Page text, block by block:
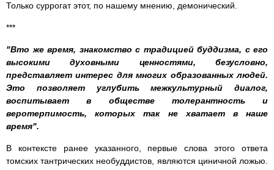
Только суррогат этот, по нашему мнению, демонический.
***
"Вто же время, знакомство с традицией буддизма, с его
высокими духовными ценностями, безусловно,
представляет интерес для многих образованных людей.
Это позволяет углубить межкультурный диалог,
воспитывает в обществе толерантность и
веротерпимость, которых так не хватает в наше
время".
В контексте ранее указанного, первые слова этого ответа
томских тантрических необуддистов, являются циничной ложью.